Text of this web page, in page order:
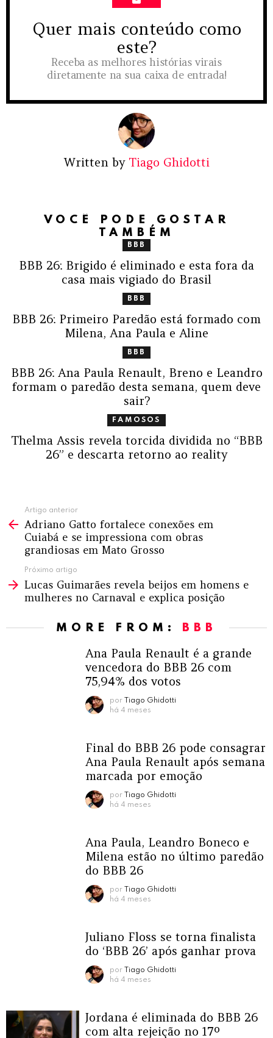
NEWSLETTER
Quer mais conteúdo como
este?
Receba as melhores histórias virais
diretamente na sua caixa de entrada!
Written by Tiago Ghidotti
VOCÊ PODE GOSTAR
TAMBÉM
BBB
BBB 26: Brigido é eliminado e esta fora da
casa mais vigiado do Brasil
BBB
BBB 26: Primeiro Paredão está formado com
Milena, Ana Paula e Aline
BBB
BBB 26: Ana Paula Renault, Breno e Leandro
formam o paredão desta semana, quem deve
sair?
FAMOSOS
Thelma Assis revela torcida dividida no “BBB
26” e descarta retorno ao reality
mais
Artigo anterior
Adriano Gatto fortalece conexões em
Cuiabá e se impressiona com obras
grandiosas em Mato Grosso
Próximo artigo
Lucas Guimarães revela beijos em homens e
mulheres no Carnaval e explica posição
MORE FROM: BBB
Ana Paula Renault é a grande
vencedora do BBB 26 com
75,94% dos votos
por
Tiago Ghidotti
há 4 meses
Final do BBB 26 pode consagrar
Ana Paula Renault após semana
marcada por emoção
por
Tiago Ghidotti
há 4 meses
Ana Paula, Leandro Boneco e
Milena estão no último paredão
do BBB 26
por
Tiago Ghidotti
há 4 meses
Juliano Floss se torna finalista
do ‘BBB 26’ após ganhar prova
por
Tiago Ghidotti
há 4 meses
Jordana é eliminada do BBB 26
com alta rejeição no 17º